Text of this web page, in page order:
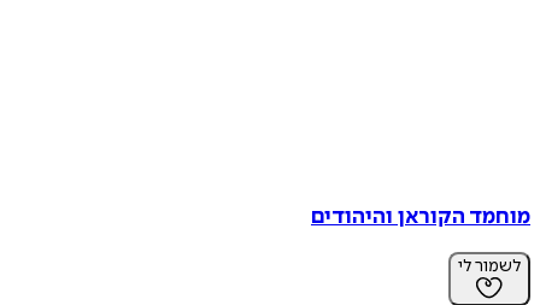
מוחמד הקוראן והיהודים
לשמור לי